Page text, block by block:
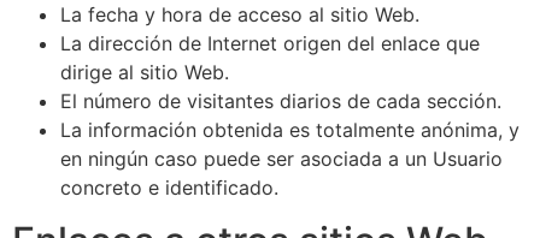
La fecha y hora de acceso al sitio Web.
La dirección de Internet origen del enlace que
dirige al sitio Web.
El número de visitantes diarios de cada sección.
La información obtenida es totalmente anónima, y
en ningún caso puede ser asociada a un Usuario
concreto e identificado.